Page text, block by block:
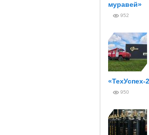
муравей»
952
«ТехУспех-
950